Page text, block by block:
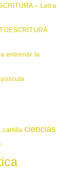
– Letra
entrenar la
cartilla ciencias